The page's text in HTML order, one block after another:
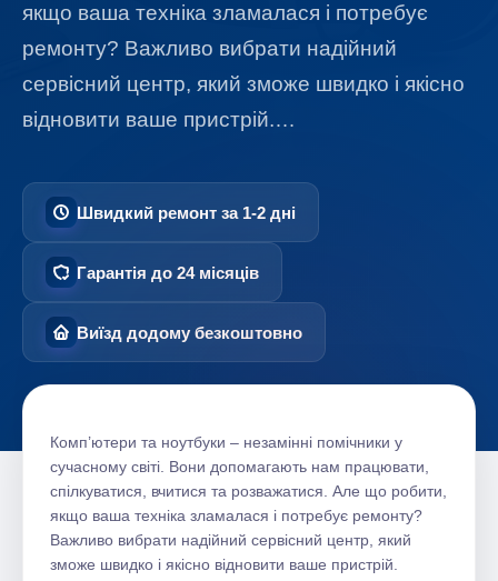
якщо ваша техніка зламалася і потребує
ремонту? Важливо вибрати надійний
сервісний центр, який зможе швидко і якісно
відновити ваше пристрій.…
Швидкий ремонт за 1-2 дні
Гарантія до 24 місяців
Виїзд додому безкоштовно
Комп’ютери та ноутбуки – незамінні помічники у
сучасному світі. Вони допомагають нам працювати,
спілкуватися, вчитися та розважатися. Але що робити,
якщо ваша техніка зламалася і потребує ремонту?
Важливо вибрати надійний сервісний центр, який
зможе швидко і якісно відновити ваше пристрій.